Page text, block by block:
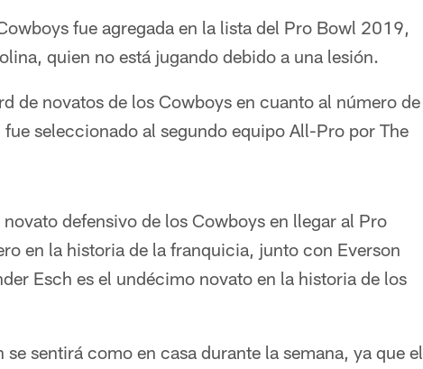
fue agregada en la lista del Pro Bowl 2019,
quien no está jugando debido a una lesión.
de novatos de los Cowboys en cuanto al número de
seleccionado al segundo equipo All-Pro por The
defensivo de los Cowboys en llegar al Pro
en la historia de la franquicia, junto con Everson
Esch es el undécimo novato en la historia de los
sentirá como en casa durante la semana, ya que el